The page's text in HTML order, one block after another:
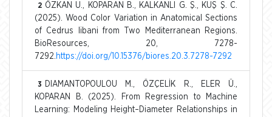
2 ÖZKAN U., KOPARAN B., KALKANLI G. Ş., KUŞ Ş. C.
(2025). Wood Color Variation in Anatomical Sections
of Cedrus libani from Two Mediterranean Regions.
BioResources, 20, 7278-
7292. https://doi.org/10.15376/biores.20.3.7278-7292
3
DIAMANTOPOULOU M., ÖZÇELİK R., ELER Ü.,
KOPARAN B. (2025). From Regression to Machine
Learning: Modeling Height–Diameter Relationships in